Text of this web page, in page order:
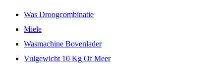
Was Droogcombinatie
Miele
Wasmachine Bovenlader
Vulgewicht 10 Kg Of Meer